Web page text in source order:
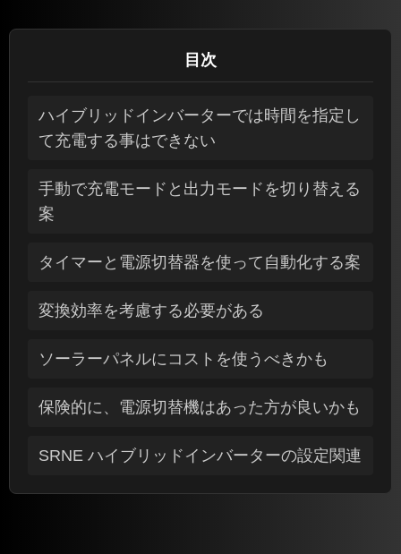
目次
ハイブリッドインバーターでは時間を指定し
て充電する事はできない
手動で充電モードと出力モードを切り替える
案
タイマーと電源切替器を使って自動化する案
変換効率を考慮する必要がある
ソーラーパネルにコストを使うべきかも
保険的に、電源切替機はあった方が良いかも
SRNE ハイブリッドインバーターの設定関連